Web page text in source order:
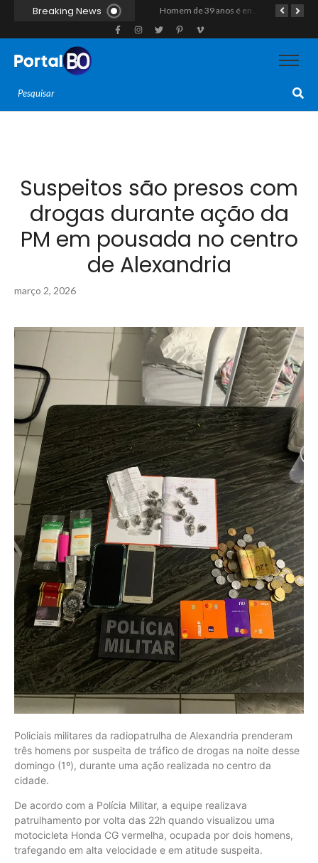
Breaking News Motociclista morre após colisão com caminhão na RN-118, entre Pendências e Alto do Rodrigues
Suspeitos são presos com
drogas durante ação da
PM em pousada no centro
de Alexandria
março 2, 2026
Policiais militares da radiopatrulha de Alexandria prenderam
três homens por suspeita de tráfico de drogas na noite desse
domingo (1º), durante uma ação realizada no centro da
cidade.
De acordo com a Polícia Militar, a equipe realizava
patrulhamento por volta das 22h quando visualizou uma
motocicleta Honda CG vermelha, ocupada por dois homens,
trafegando em alta velocidade e em atitude suspeita.